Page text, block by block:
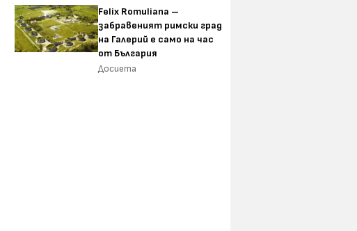
Felix Romuliana –
забравеният римски град
на Галерий е само на час
от България
Досиета